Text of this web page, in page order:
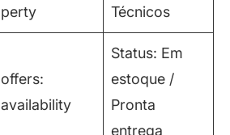
perty
Técnicos
offers:
availability
Status: Em
estoque /
Pronta
entrega